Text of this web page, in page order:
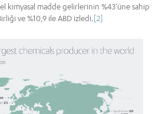
kimyasal madde gelirlerinin %43’üne sahip
ve %10,9 ile ABD izledi.[2]